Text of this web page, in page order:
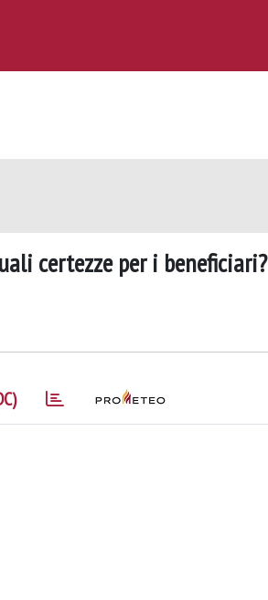
certezze per i beneficiari?